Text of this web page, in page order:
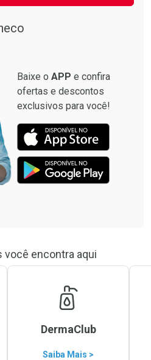
Baixe o APP e confira
ofertas e descontos
exclusivos para você!
encontra aqui
DermaClub
Saiba Mais >